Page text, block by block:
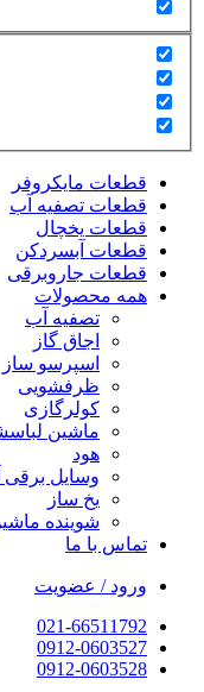
قطعات مایکروفر
قطعات تصفیه آب
قطعات یخچال
قطعات آبسردکن
قطعات جاروبرقی
همه محصولات
تصفیه آب
اجاق گاز
اسپرسو ساز
ظرفشویی
کولرگازی
ماشین
هود
وسایل برقی
یخ ساز
شوینده
تماس با ما
ورود / عضویت
021-66511792
0912-0603527
0912-0603528